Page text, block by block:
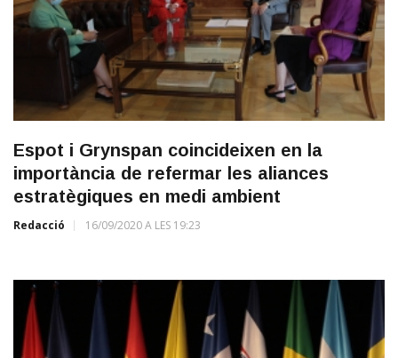
Espot i Grynspan coincideixen en la
importància de refermar les aliances
estratègiques en medi ambient
Redacció 16/09/2020 A LES 19:23